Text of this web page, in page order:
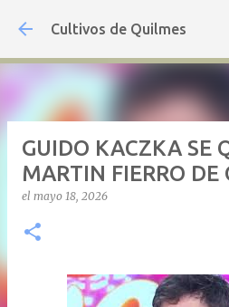
Ir al contenido
Cultivos de Quilmes
GUIDO KACZKA SE
MARTIN FIERRO DE
el mayo 18, 2026